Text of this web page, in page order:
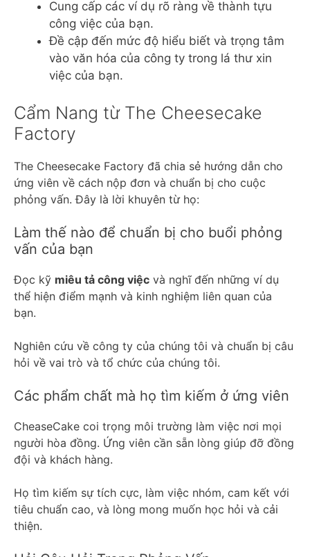
Cung cấp các ví dụ rõ ràng về thành tựu
công việc của bạn.
Đề cập đến mức độ hiểu biết và trọng tâm
vào văn hóa của công ty trong lá thư xin
việc của bạn.
Cẩm Nang từ The Cheesecake
Factory
The Cheesecake Factory đã chia sẻ hướng dẫn cho
ứng viên về cách nộp đơn và chuẩn bị cho cuộc
phỏng vấn. Đây là lời khuyên từ họ:
Làm thế nào để chuẩn bị cho buổi phỏng
vấn của bạn
Đọc kỹ miêu tả công việc và nghĩ đến những ví dụ
thể hiện điểm mạnh và kinh nghiệm liên quan của
bạn.
Nghiên cứu về công ty của chúng tôi và chuẩn bị câu
hỏi về vai trò và tổ chức của chúng tôi.
Các phẩm chất mà họ tìm kiếm ở ứng viên
CheaseCake coi trọng môi trường làm việc nơi mọi
người hòa đồng. Ứng viên cần sẵn lòng giúp đỡ đồng
đội và khách hàng.
Họ tìm kiếm sự tích cực, làm việc nhóm, cam kết với
tiêu chuẩn cao, và lòng mong muốn học hỏi và cải
thiện.